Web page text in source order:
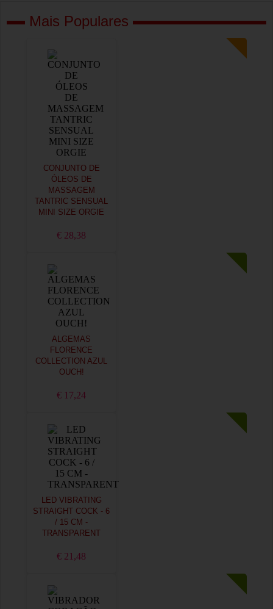
Mais Populares
CONJUNTO DE
ÓLEOS DE
MASSAGEM
TANTRIC SENSUAL
MINI SIZE ORGIE
€ 28,38
ALGEMAS
FLORENCE
COLLECTION AZUL
OUCH!
€ 17,24
LED VIBRATING
STRAIGHT COCK - 6
/ 15 CM -
TRANSPARENT
€ 21,48